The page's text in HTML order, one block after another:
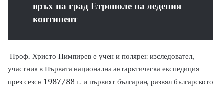
връх на град Етрополе на ледения
континент
Проф. Христо Пимпирев е учен и полярен изследовател,
участник в Първата национална антарктическа експедиция
през сезон 1987/88 г. и първият българин, развял българското